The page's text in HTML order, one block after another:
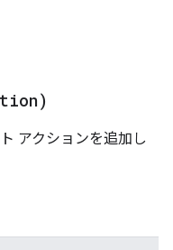
アクションを追加し